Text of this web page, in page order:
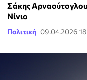
Σάκης
Νίνιο
Πολιτική 09.04.2026